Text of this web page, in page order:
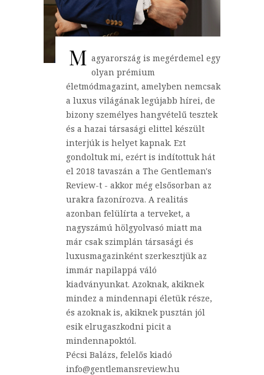
M agyarország is megérdemel egy
olyan prémium
életmódmagazint, amelyben nemcsak
a luxus világának legújabb hírei, de
bizony személyes hangvételű tesztek
és a hazai társasági elittel készült
interjúk is helyet kapnak. Ezt
gondoltuk mi, ezért is indítottuk hát
el 2018 tavaszán a The Gentleman's
Review-t - akkor még elsősorban az
urakra fazonírozva. A realitás
azonban felülírta a terveket, a
nagyszámú hölgyolvasó miatt ma
már csak szimplán társasági és
luxusmagazinként szerkesztjük az
immár napilappá váló
kiadványunkat. Azoknak, akiknek
mindez a mindennapi életük része,
és azoknak is, akiknek pusztán jól
esik elrugaszkodni picit a
mindennapoktól.
Pécsi Balázs, felelős kiadó
info@gentlemansreview.hu